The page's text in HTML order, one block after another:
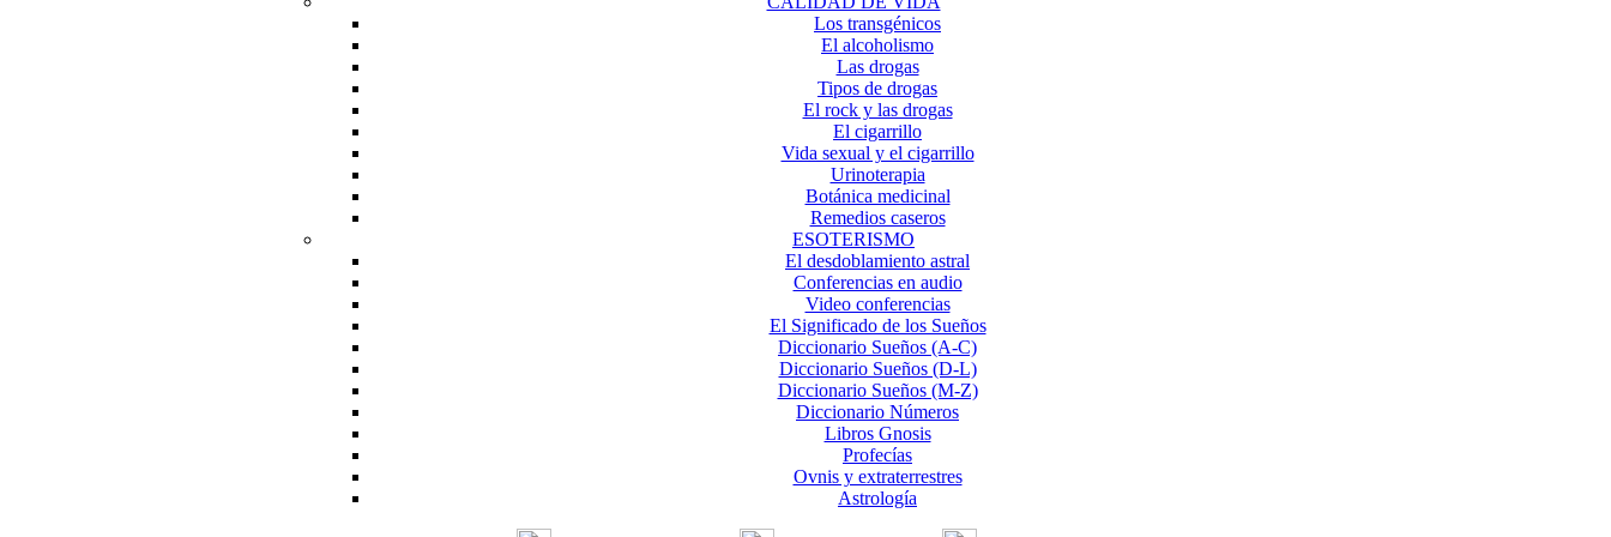
Los transgénicos
El alcoholismo
Las drogas
Tipos de drogas
El rock y las drogas
El cigarrillo
Vida sexual y el cigarrillo
Urinoterapia
Botánica medicinal
Remedios caseros
ESOTERISMO
El desdoblamiento astral
Conferencias en audio
Video conferencias
El Significado de los Sueños
Diccionario Sueños (A-C)
Diccionario Sueños (D-L)
Diccionario Sueños (M-Z)
Diccionario Números
Libros Gnosis
Profecías
Ovnis y extraterrestres
Astrología